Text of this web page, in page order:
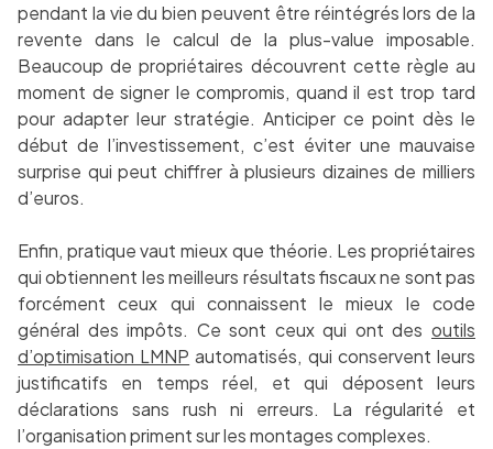
pendant la vie du bien peuvent être réintégrés lors de la
revente dans le calcul de la plus-value imposable.
Beaucoup de propriétaires découvrent cette règle au
moment de signer le compromis, quand il est trop tard
pour adapter leur stratégie. Anticiper ce point dès le
début de l’investissement, c’est éviter une mauvaise
surprise qui peut chiffrer à plusieurs dizaines de milliers
d’euros.
Enfin, pratique vaut mieux que théorie. Les propriétaires
qui obtiennent les meilleurs résultats fiscaux ne sont pas
forcément ceux qui connaissent le mieux le code
général des impôts. Ce sont ceux qui ont des outils
d’optimisation LMNP automatisés, qui conservent leurs
justificatifs en temps réel, et qui déposent leurs
déclarations sans rush ni erreurs. La régularité et
l’organisation priment sur les montages complexes.